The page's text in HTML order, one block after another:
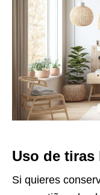
Uso de tiras
Si quieres